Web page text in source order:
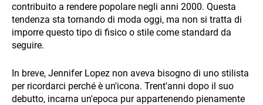
contribuito a rendere popolare negli anni 2000. Questa
tendenza sta tornando di moda oggi, ma non si tratta di
imporre questo tipo di fisico o stile come standard da
seguire.
In breve, Jennifer Lopez non aveva bisogno di uno stilista
per ricordarci perché è un'icona. Trent'anni dopo il suo
debutto, incarna un'epoca pur appartenendo pienamente